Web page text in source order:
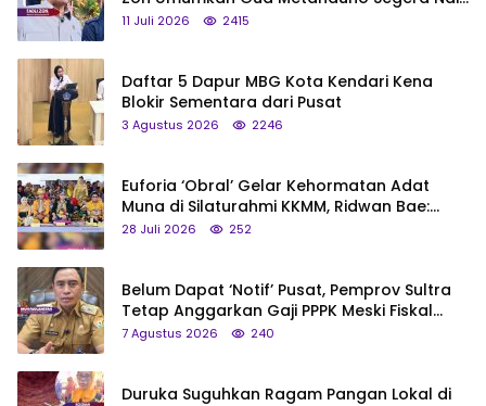
Status Jadi Cagar Budaya Nasional
11 Juli 2026 2415
Daftar 5 Dapur MBG Kota Kendari Kena
Blokir Sementara dari Pusat
3 Agustus 2026 2246
Euforia ‘Obral’ Gelar Kehormatan Adat
Muna di Silaturahmi KKMM, Ridwan Bae:
Saya Bukan Tipe Begitu, Belum Pantas!
28 Juli 2026 252
Belum Dapat ‘Notif’ Pusat, Pemprov Sultra
Tetap Anggarkan Gaji PPPK Meski Fiskal
Megap-Megap
7 Agustus 2026 240
Duruka Suguhkan Ragam Pangan Lokal di